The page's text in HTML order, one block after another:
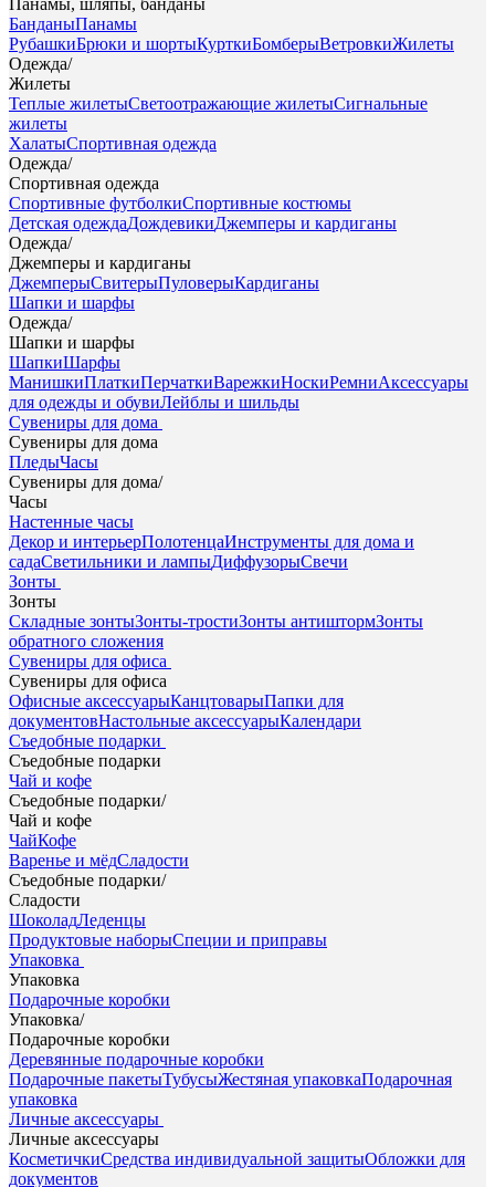
Панамы, шляпы, банданы
БанданыПанамы
РубашкиБрюки и шортыКурткиБомберыВетровкиЖилеты
Одежда/
Жилеты
Теплые жилетыСветоотражающие жилетыСигнальные
жилеты
ХалатыСпортивная одежда
Одежда/
Спортивная одежда
Спортивные футболкиСпортивные костюмы
Детская одеждаДождевикиДжемперы и кардиганы
Одежда/
Джемперы и кардиганы
ДжемперыСвитерыПуловерыКардиганы
Шапки и шарфы
Одежда/
Шапки и шарфы
ШапкиШарфы
МанишкиПлаткиПерчаткиВарежкиНоскиРемниАксессуары
для одежды и обувиЛейблы и шильды
Сувениры для дома
Сувениры для дома
ПледыЧасы
Сувениры для дома/
Часы
Настенные часы
Декор и интерьерПолотенцаИнструменты для дома и
садаСветильники и лампыДиффузорыСвечи
Зонты
Зонты
Складные зонтыЗонты-тростиЗонты антиштормЗонты
обратного сложения
Сувениры для офиса
Сувениры для офиса
Офисные аксессуарыКанцтоварыПапки для
документовНастольные аксессуарыКалендари
Съедобные подарки
Съедобные подарки
Чай и кофе
Съедобные подарки/
Чай и кофе
ЧайКофе
Варенье и мёдСладости
Съедобные подарки/
Сладости
ШоколадЛеденцы
Продуктовые наборыСпеции и приправы
Упаковка
Упаковка
Подарочные коробки
Упаковка/
Подарочные коробки
Деревянные подарочные коробки
Подарочные пакетыТубусыЖестяная упаковкаПодарочная
упаковка
Личные аксессуары
Личные аксессуары
КосметичкиСредства индивидуальной защитыОбложки для
документов